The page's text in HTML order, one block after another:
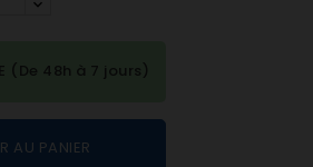
AU PANIER
(De 48h à 7 jours)